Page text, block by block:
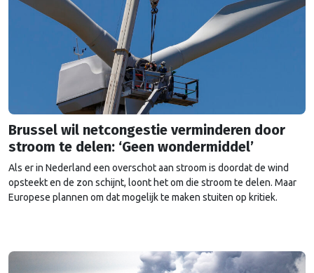
Brussel wil netcongestie verminderen door
stroom te delen: ‘Geen wondermiddel’
Als er in Nederland een overschot aan stroom is doordat de wind
opsteekt en de zon schijnt, loont het om die stroom te delen. Maar
Europese plannen om dat mogelijk te maken stuiten op kritiek.